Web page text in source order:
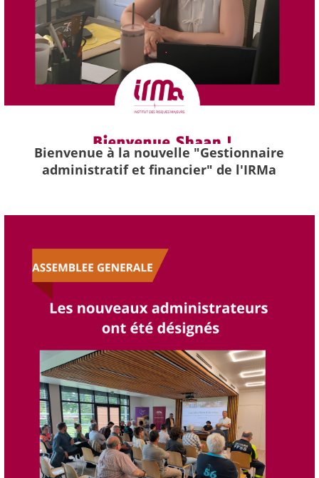
Bienvenue à la nouvelle "Gestionnaire
administratif et financier" de l'IRMa